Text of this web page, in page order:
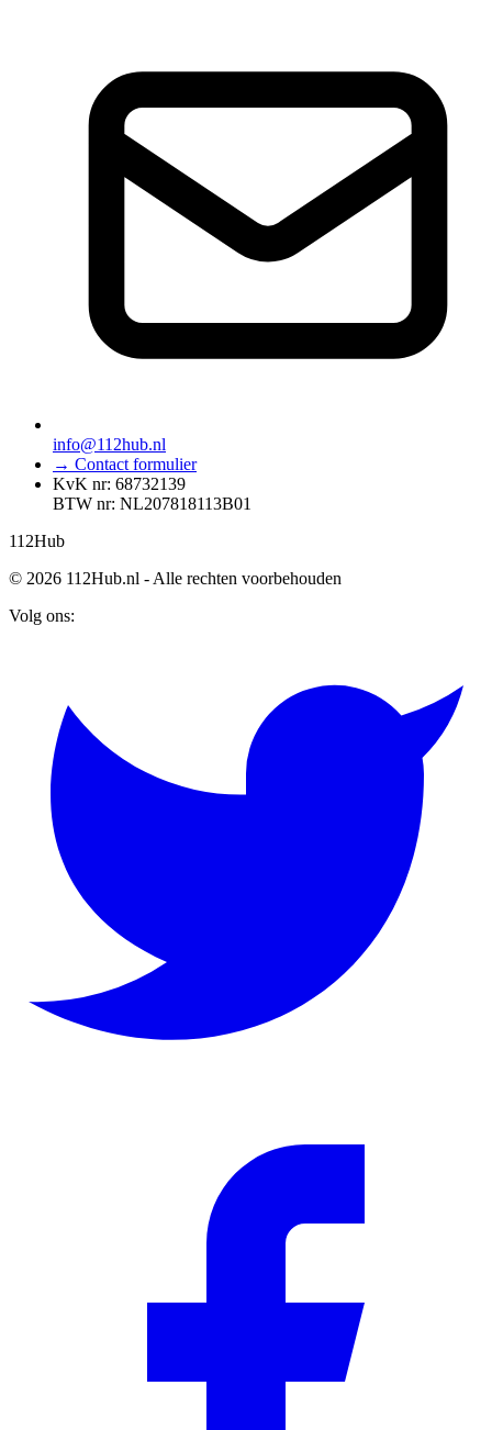
info@112hub.nl
→ Contact formulier
KvK nr: 68732139
BTW nr: NL207818113B01
112Hub
© 2026 112Hub.nl - Alle rechten voorbehouden
Volg ons: